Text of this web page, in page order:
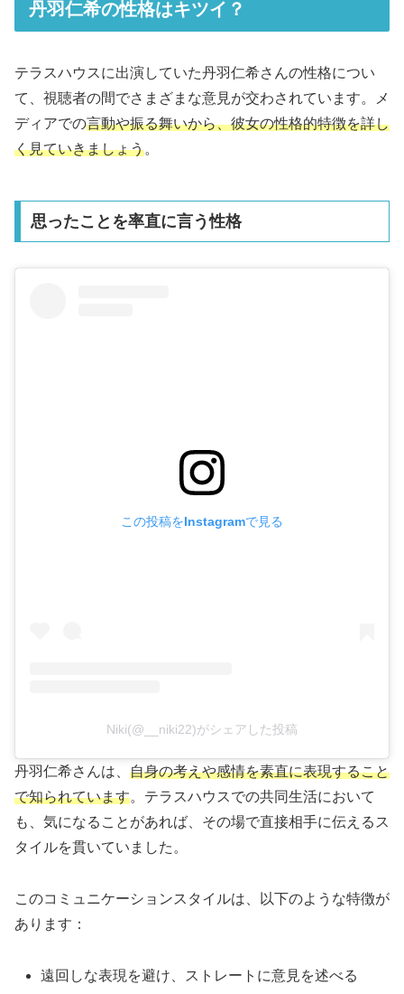
丹羽仁希の性格はキツイ？
テラスハウスに出演していた丹羽仁希さんの性格につい
て、視聴者の間でさまざまな意見が交わされています。メ
ディアでの言動や振る舞いから、彼女の性格的特徴を詳し
く見ていきましょう。
思ったことを率直に言う性格
この投稿をInstagramで見る
Niki(@__niki22)がシェアした投稿
丹羽仁希さんは、 自身の考えや感情を素直に表現すること
で知られています。テラスハウスでの共同生活において
も、気になることがあれば、その場で直接相手に伝えるス
タイルを貫いていました。
このコミュニケーションスタイルは、以下のような特徴が
あります：
遠回しな表現を避け、ストレートに意見を述べる